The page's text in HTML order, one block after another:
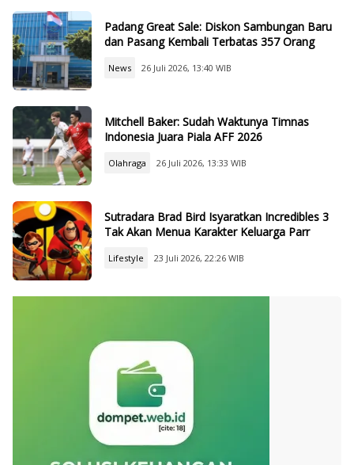
Padang Great Sale: Diskon Sambungan Baru
dan Pasang Kembali Terbatas 357 Orang
News 26 Juli 2026, 13:40 WIB
Mitchell Baker: Sudah Waktunya Timnas
Indonesia Juara Piala AFF 2026
Olahraga 26 Juli 2026, 13:33 WIB
Sutradara Brad Bird Isyaratkan Incredibles 3
Tak Akan Menua Karakter Keluarga Parr
Lifestyle 23 Juli 2026, 22:26 WIB